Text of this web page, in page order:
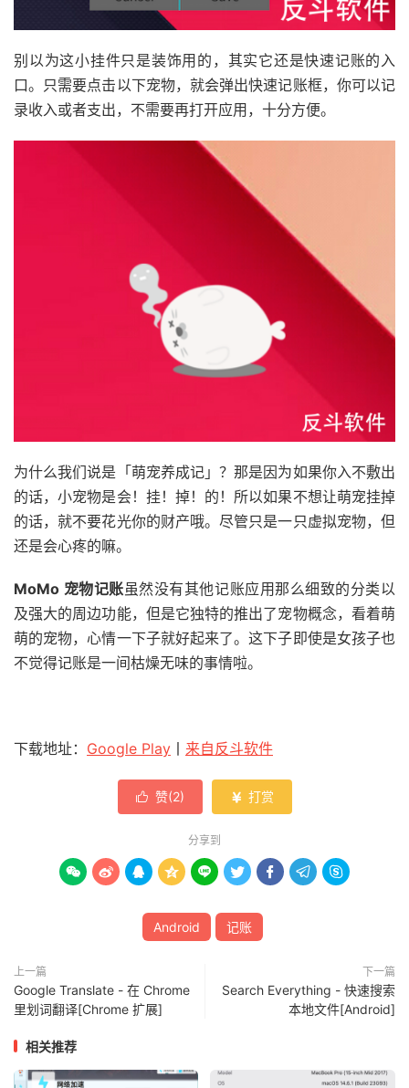
别以为这小挂件只是装饰用的，其实它还是快速记账的入
口。只需要点击以下宠物，就会弹出快速记账框，你可以记
录收入或者支出，不需要再打开应用，十分方便。
为什么我们说是「萌宠养成记」？那是因为如果你入不敷出
的话，小宠物是会！挂！掉！的！所以如果不想让萌宠挂掉
的话，就不要花光你的财产哦。尽管只是一只虚拟宠物，但
还是会心疼的嘛。
MoMo 宠物记账虽然没有其他记账应用那么细致的分类以
及强大的周边功能，但是它独特的推出了宠物概念，看着萌
萌的宠物，心情一下子就好起来了。这下子即使是女孩子也
不觉得记账是一间枯燥无味的事情啦。
下载地址： Google Play 丨 来自反斗软件
 赞(2)  打赏
分享到
        
Android 记账
上一篇
Google Translate - 在 Chrome
里划词翻译[Chrome 扩展]
下一篇
Search Everything - 快速搜索
本地文件[Android]
相关推荐